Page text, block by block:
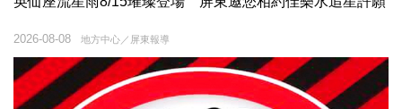
地方中心／屏東報導
2026-08-08